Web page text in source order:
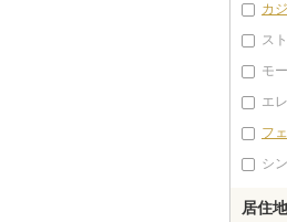
カ
ス
モ
エ
フ
シ
居住地